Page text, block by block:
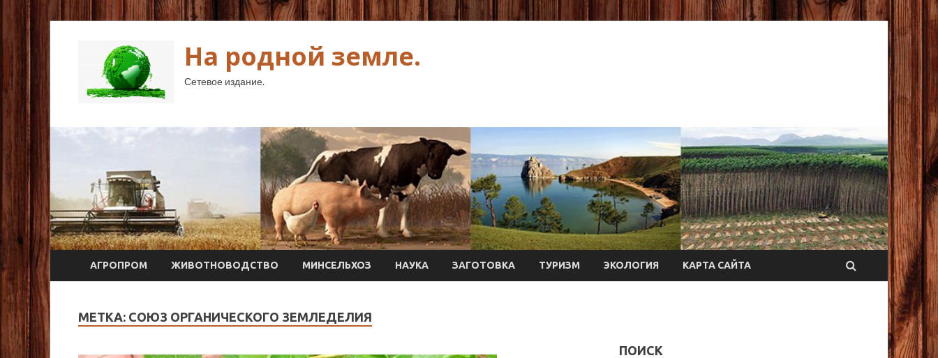
На родной земле.
Сетевое издание.
АГРОПРОМ ЖИВОТНОВОДСТВО МИНСЕЛЬХОЗ НАУКА ЗАГОТОВКА ТУРИЗМ ЭКОЛОГИЯ КАРТА САЙТА
МЕТКА: СОЮЗ ОРГАНИЧЕСКОГО ЗЕМЛЕДЕЛИЯ
ПОИСК